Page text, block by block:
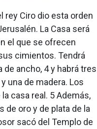
rey Ciro dio esta orden
La Casa será
el que se ofrecen
cimientos. Tendrá
ancho, 4 y habrá tres
una de madera. Los
casa real. 5 Además,
oro y de plata de la
sacó del Templo de